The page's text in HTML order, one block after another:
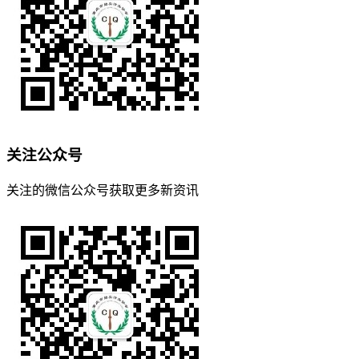
关注公众号
关注的微信公众号获取更多新资讯